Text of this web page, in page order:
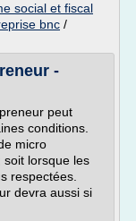
social et fiscal
bnc /
-
peut
conditions.
micro
lorsque les
respectées.
devra aussi si